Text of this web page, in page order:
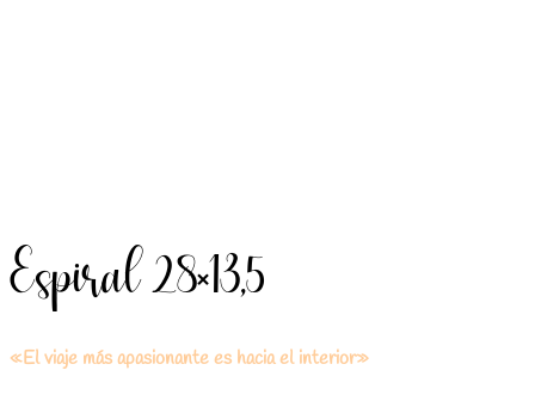
Espiral 28×13,5
«El viaje más apasionante es hacia el interior»